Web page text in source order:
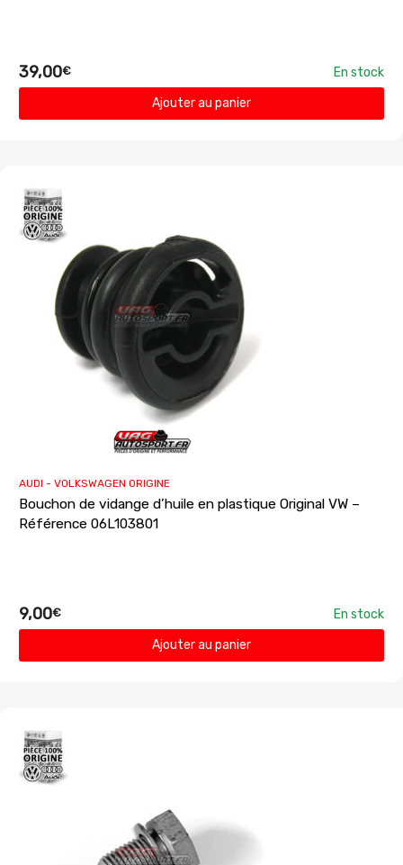
39,00€
En stock
Ajouter au panier
AUDI - VOLKSWAGEN ORIGINE
Bouchon de vidange d’huile en plastique Original VW –
Référence 06L103801
9,00€
En stock
Ajouter au panier